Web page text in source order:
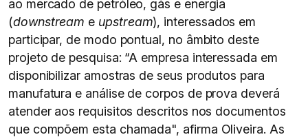
ao mercado de petróleo, gás e energia
(downstream e upstream), interessados em
participar, de modo pontual, no âmbito deste
projeto de pesquisa: “A empresa interessada em
disponibilizar amostras de seus produtos para
manufatura e análise de corpos de prova deverá
atender aos requisitos descritos nos documentos
que compõem esta chamada", afirma Oliveira. As